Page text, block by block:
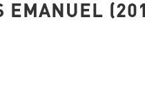
EMANUEL